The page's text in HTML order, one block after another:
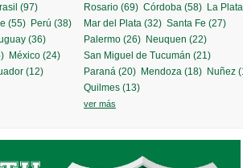
FÚTBOL más info »
(97)
(55) Perú (38)
(36)
México (24)
(12)
Rosario (69) Córdoba (58) La
Mar del Plata (32) Santa Fe (27)
Palermo (26) Neuquen (22)
San Miguel de Tucumán (21)
Paraná (20) Mendoza (18) Nuñez
Quilmes (13)
ver más